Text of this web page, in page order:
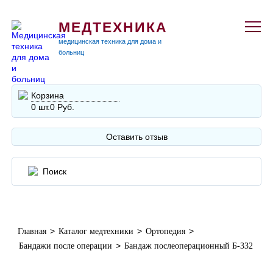
МЕДТЕХНИКА
медицинская техника для дома и
больниц
Корзина
0 шт.0 Руб.
Оставить отзыв
Главная > Каталог медтехники > Ортопедия >
Бандажи после операции > Бандаж послеоперационный Б-332